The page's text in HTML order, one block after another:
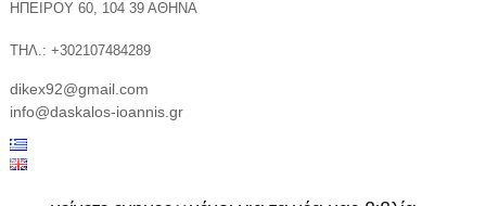
ΗΠΕΊΡΟΥ 60, 104 39 ΑΘΉΝΑ
ΤΗΛ.: +302107484289
dikex92@gmail.com
info@daskalos-ioannis.gr